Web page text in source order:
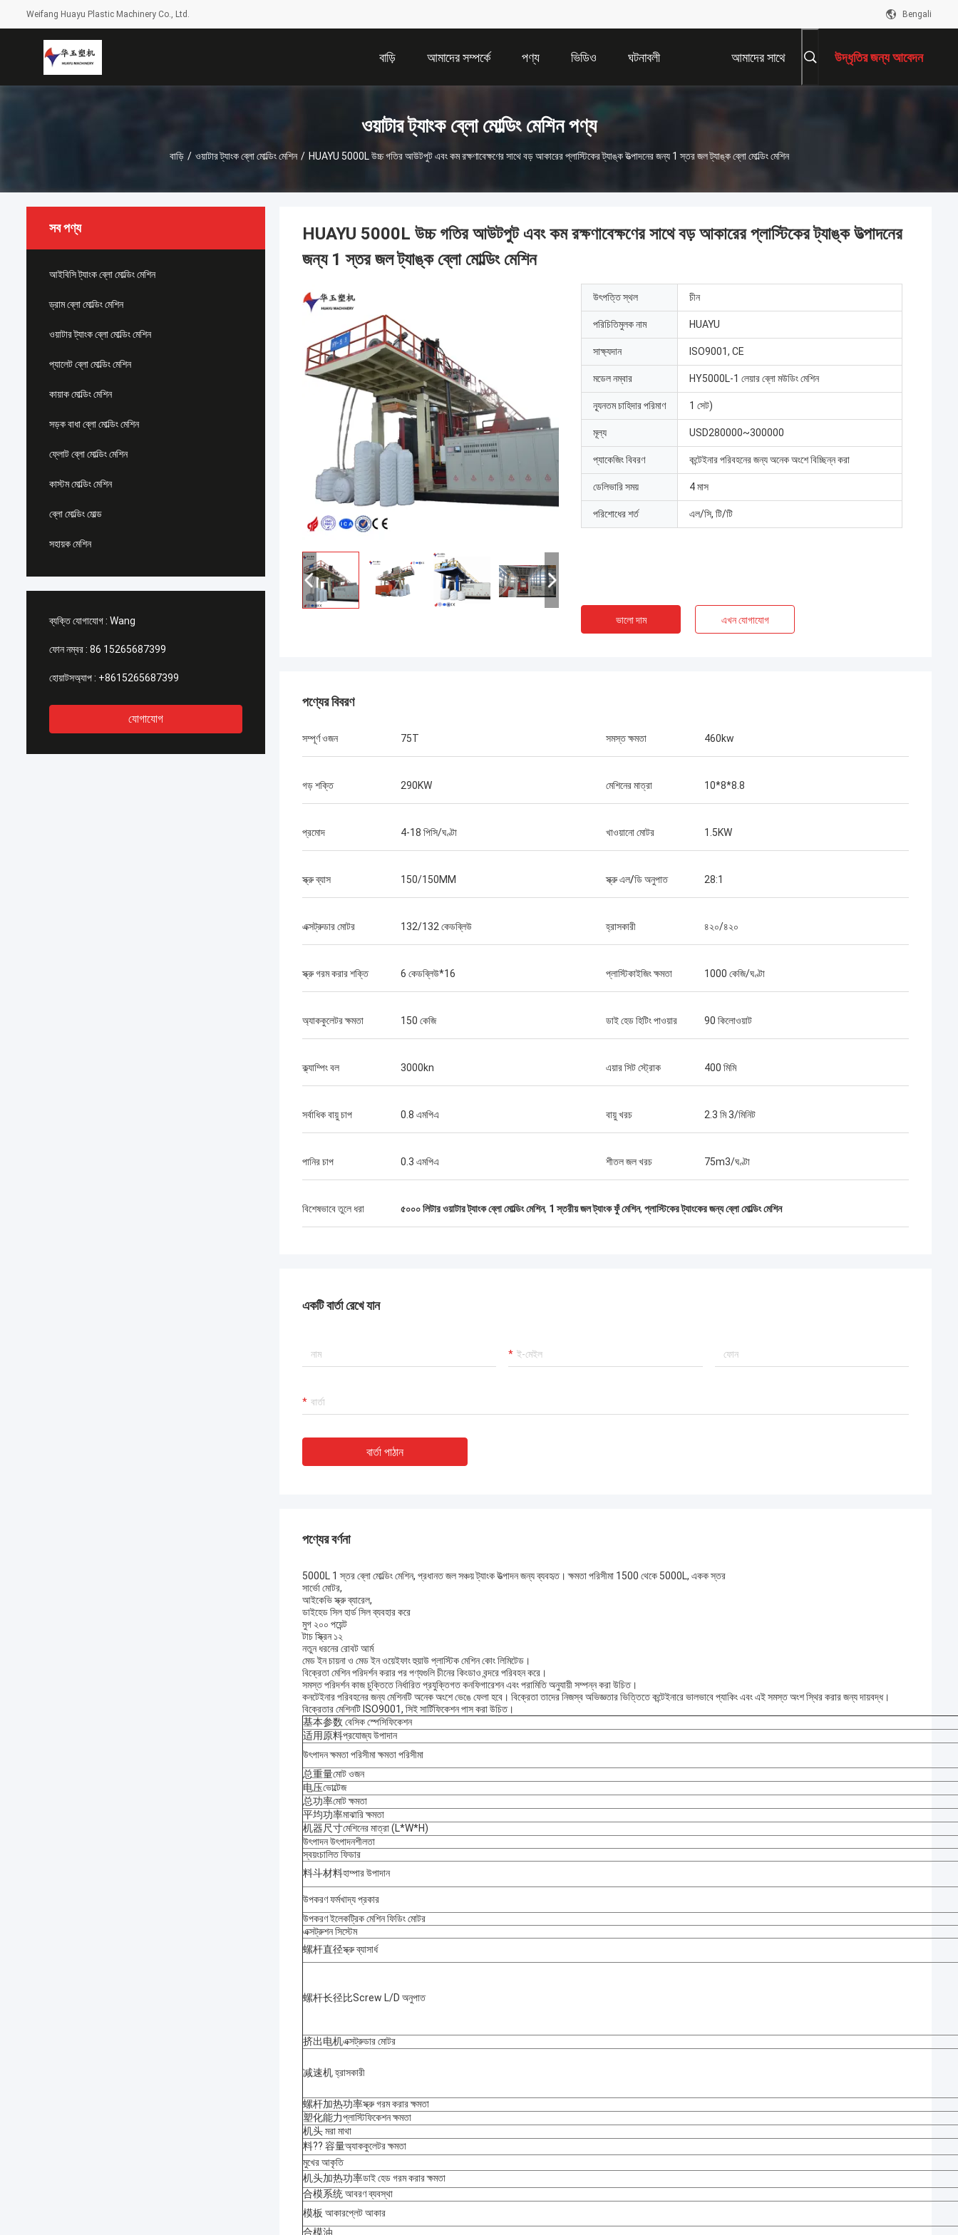
Weifang Huayu Plastic Machinery Co., Ltd. Bengali
বাড়ি আমাদের সম্পর্কে পণ্য ভিডিও ঘটনাবলী আমাদের সাথে উদ্ধৃতির জন্য আবেদন
ওয়াটার ট্যাংক ব্লো মোল্ডিং মেশিন পণ্য
বাড়ি / ওয়াটার ট্যাংক ব্লো মোল্ডিং মেশিন / HUAYU 5000L উচ্চ গতির আউটপুট এবং কম রক্ষণাবেক্ষণের সাথে বড় আকারের প্লাস্টিকের ট্যাঙ্ক উত্পাদনের জন্য 1 স্তর জল ট্যাঙ্ক ব্লো মোল্ডিং মেশিন
সব পণ্য
আইবিসি ট্যাংক ব্লো মোল্ডিং মেশিন
ড্রাম ব্লো মোল্ডিং মেশিন
ওয়াটার ট্যাংক ব্লো মোল্ডিং মেশিন
প্যালেট ব্লো মোল্ডিং মেশিন
কায়াক মোল্ডিং মেশিন
সড়ক বাধা ব্লো মোল্ডিং মেশিন
ফ্লোট ব্লো মোল্ডিং মেশিন
কাস্টম মোল্ডিং মেশিন
ব্লো মোল্ডিং মোল্ড
সহায়ক মেশিন
ব্যক্তি যোগাযোগ : Wang
ফোন নম্বর : 86 15265687399
হোয়াটসঅ্যাপ : +8615265687399
যোগাযোগ
HUAYU 5000L উচ্চ গতির আউটপুট এবং কম রক্ষণাবেক্ষণের সাথে বড় আকারের প্লাস্টিকের ট্যাঙ্ক উত্পাদনের
জন্য 1 স্তর জল ট্যাঙ্ক ব্লো মোল্ডিং মেশিন
উৎপত্তি স্থল চীন
পরিচিতিমুলক নাম HUAYU
সাক্ষ্যদান ISO9001, CE
মডেল নম্বার HY5000L-1 লেয়ার ব্লো মউডিং মেশিন
ন্যূনতম চাহিদার পরিমাণ 1 সেট)
মূল্য USD280000~300000
প্যাকেজিং বিবরণ কন্টেইনার পরিবহনের জন্য অনেক অংশে বিচ্ছিন্ন করা
ডেলিভারি সময় 4 মাস
পরিশোধের শর্ত এল/সি, টি/টি
ভালো দাম এখন যোগাযোগ
পণ্যের বিবরণ
সম্পূর্ণ ওজন 75T সমস্ত ক্ষমতা 460kw
গড় শক্তি 290KW মেশিনের মাত্রা 10*8*8.8
প্রমোদ 4-18 পিসি/ঘণ্টা খাওয়ানো মোটর 1.5KW
স্ক্রু ব্যাস 150/150MM স্ক্রু এল/ডি অনুপাত 28:1
এক্সট্রুডার মোটর 132/132 কেডব্লিউ হ্রাসকারী ৪২০/৪২০
স্ক্রু গরম করার শক্তি 6 কেডব্লিউ*16 প্লাস্টিকাইজিং ক্ষমতা 1000 কেজি/ঘণ্টা
অ্যাককুলেটর ক্ষমতা 150 কেজি ডাই হেড হিটিং পাওয়ার 90 কিলোওয়াট
ক্ল্যাম্পিং বল 3000kn এয়ার সিট স্ট্রোক 400 মিমি
সর্বাধিক বায়ু চাপ 0.8 এমপিএ বায়ু খরচ 2.3 মি 3/মিনিট
পানির চাপ 0.3 এমপিএ শীতল জল খরচ 75m3/ঘণ্টা
বিশেষভাবে তুলে ধরা ৫০০০ লিটার ওয়াটার ট্যাংক ব্লো মোল্ডিং মেশিন, 1 স্তরীয় জল ট্যাংক ফুঁ মেশিন, প্লাস্টিকের ট্যাংকের জন্য ব্লো মোল্ডিং মেশিন
একটি বার্তা রেখে যান
বার্তা পাঠান
পণ্যের বর্ণনা
5000L 1 স্তর ব্লো মোল্ডিং মেশিন, প্রধানত জল সঞ্চয় ট্যাংক উত্পাদন জন্য ব্যবহৃত। ক্ষমতা পরিসীমা 1500 থেকে 5000L, একক স্তর
সার্ভো মোটর,
আইকেভি স্ক্রু ব্যারেল,
ডাইহেড সিল হার্ড সিল ব্যবহার করে
মুগ ২০০ পয়েন্ট
টাচ স্ক্রিন ১২
নতুন ধরনের রোবট আর্ম
মেড ইন চায়না ও মেড ইন ওয়েইফাং হুয়াউ প্লাস্টিক মেশিন কোং লিমিটেড।
বিক্রেতা মেশিন পরিদর্শন করার পর পণ্যগুলি চীনের কিংডাও বন্দরে পরিবহন করে।
সমস্ত পরিদর্শন কাজ চুক্তিতে নির্ধারিত প্রযুক্তিগত কনফিগারেশন এবং পরামিতি অনুযায়ী সম্পন্ন করা উচিত।
কনটেইনার পরিবহনের জন্য মেশিনটি অনেক অংশে ভেঙে ফেলা হবে। বিক্রেতা তাদের নিজস্ব অভিজ্ঞতার ভিত্তিতে কন্টেইনারে ভালভাবে প্যাকিং এবং এই সমস্ত অংশ স্থির করার জন্য দায়বদ্ধ।
বিক্রেতার মেশিনটি ISO9001, সিই সার্টিফিকেশন পাস করা উচিত।
基本参数 বেসিক স্পেসিফিকেশন
适用原料প্রযোজ্য উপাদান
উৎপাদন ক্ষমতা পরিসীমা ক্ষমতা পরিসীমা
总重量মোট ওজন
电压ভোল্টেজ
总功率মোট ক্ষমতা
平均功率মাঝারি ক্ষমতা
机器尺寸মেশিনের মাত্রা (L*W*H)
উৎপাদন উৎপাদনশীলতা
স্বয়ংচালিত ফিডার
料斗材料হাম্পার উপাদান
উপকরণ ফর্মখাদ্য প্রকার
উপকরণ ইলেকট্রিক মেশিন ফিডিং মোটর
এক্সট্রুশন সিস্টেম
螺杆直径স্ক্রু ব্যাসার্ধ
螺杆长径比Screw L/D অনুপাত
挤出电机এক্সট্রুডার মোটর
减速机 হ্রাসকারী
螺杆加热功率স্ক্রু গরম করার ক্ষমতা
塑化能力প্লাস্টিফিকেশন ক্ষমতা
机头 মরা মাথা
料?? 容量অ্যাককুলেটর ক্ষমতা
মুখের আকৃতি
机头加热功率ডাই হেড গরম করার ক্ষমতা
合模系统 আবরণ ব্যবস্থা
模板 আকারপ্লেট আকার
合模油